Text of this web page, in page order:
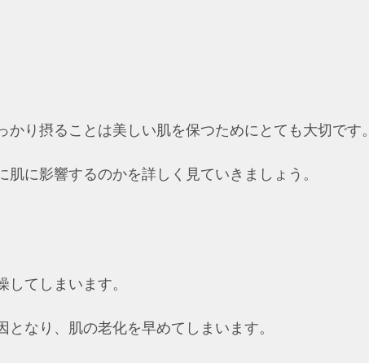
り摂ることは美しい肌を保つためにとても大切です。
に影響するのかを詳しく見ていきましょう。
てしまいます。
なり、肌の老化を早めてしまいます。